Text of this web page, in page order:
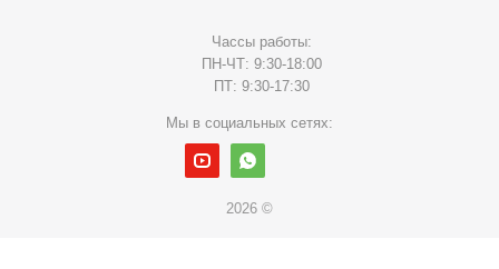
Чассы работы:
ПН-ЧТ: 9:30-18:00
ПТ: 9:30-17:30
Мы в социальных сетях:
2026 ©